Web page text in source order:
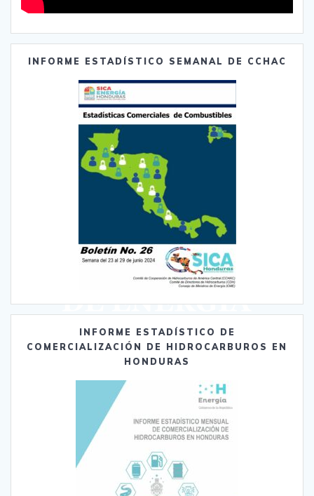
INFORME ESTADÍSTICO SEMANAL DE CCHAC
INFORME ESTADÍSTICO DE
COMERCIALIZACIÓN DE HIDROCARBUROS EN
HONDURAS